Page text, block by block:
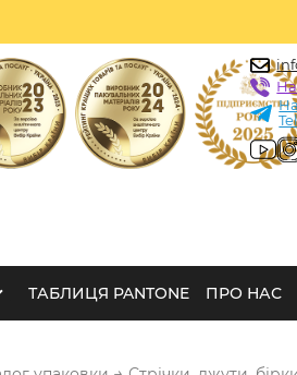
ТАБЛИЦЯ PANTONE ПРО НАС